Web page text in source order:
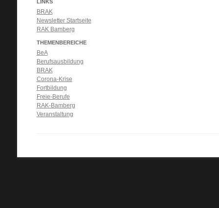
LINKS
BRAK
Newsletter Startseite
RAK Bamberg
THEMENBEREICHE
BeA
Berufsausbildung
BRAK
Corona-Krise
Fortbildung
Freie-Berufe
RAK-Bamberg
Veranstaltung